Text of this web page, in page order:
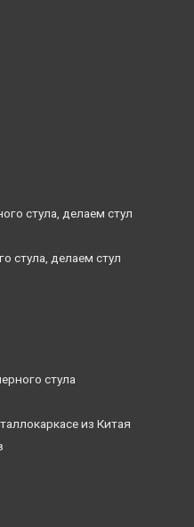
стула, делаем стул
стула, делаем стул
стула
из Китая